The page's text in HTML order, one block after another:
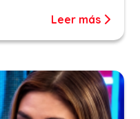
Leer más